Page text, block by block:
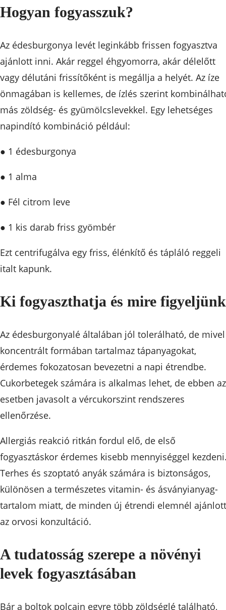
Hogyan fogyasszuk?
Az édesburgonya levét leginkább frissen fogyasztva
ajánlott inni. Akár reggel éhgyomorra, akár délelőtt
vagy délutáni frissítőként is megállja a helyét. Az íze
önmagában is kellemes, de ízlés szerint
más zöldség- és gyümölcslevekkel. Egy lehetséges
napindító kombináció például:
● 1 édesburgonya
● 1 alma
● Fél citrom leve
● 1 kis darab friss gyömbér
Ezt centrifugálva egy friss, élénkítő és tápláló reggeli
italt kapunk.
Ki fogyaszthatja és mire
Az édesburgonyalé általában jól tolerálható, de mivel
koncentrált formában tartalmaz tápanyagokat,
érdemes fokozatosan bevezetni a napi étrendbe.
Cukorbetegek számára is alkalmas lehet, de ebben az
esetben javasolt a vércukorszint rendszeres
ellenőrzése.
Allergiás reakció ritkán fordul elő, de első
fogyasztáskor érdemes kisebb mennyiséggel
Terhes és szoptató anyák számára is biztonságos,
különösen a természetes vitamin- és ásványianyag-
tartalom miatt, de minden új étrendi elemnél ajánlott
az orvosi konzultáció.
A tudatosság szerepe a növényi
levek fogyasztásában
Bár a boltok polcain egyre több zöldséglé található,